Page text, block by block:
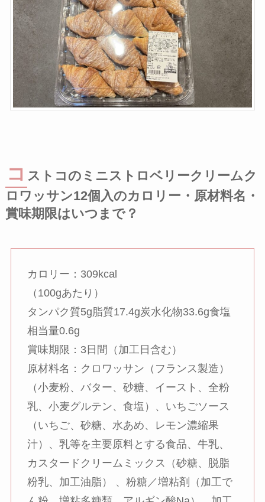
コ ストコのミニストロベリークリームク
ロワッサン12個入のカロリー・原材料名・
賞味期限はいつまで？
カロリー：309kcal
（100gあたり）
タンパク質5g脂質17.4g炭水化物33.6g食塩
相当量0.6g
賞味期限：3日間（加工日含む）
原材料名：クロワッサン（フランス製造）
（小麦粉、バター、砂糖、イースト、全粉
乳、小麦グルテン、食塩）、いちごソース
（いちご、砂糖、水あめ、レモン濃縮果
汁）、乳等を主要原料とする食品、牛乳、
カスタードクリームミックス（砂糖、脱脂
粉乳、加工油脂） 、粉糖／増粘剤（加工で